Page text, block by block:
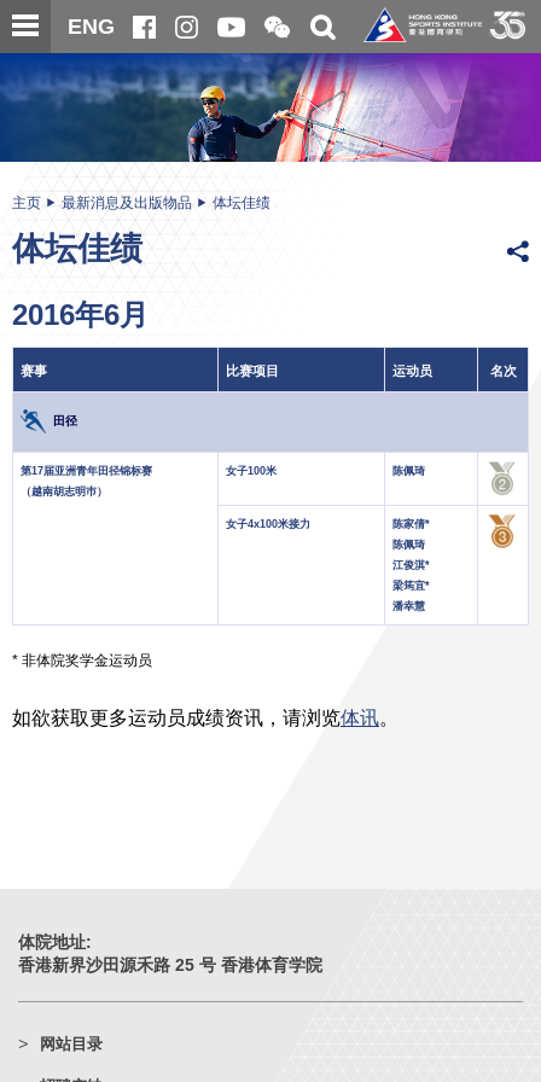
跳
至
内
ENG
开
合
微
信
二
维
码
关
搜
寻
内
主页 最新消息及出版物品 体坛佳绩
体坛佳绩
2016年6月
赛事 比赛项目 运动员 名次
田径
第17届亚洲青年田径锦标赛
（越南胡志明巿）
女子100米 陈佩琦
女子4x100米接力
陈家倩*
陈佩琦
江俊淇*
梁筠宜*
潘幸慧
* 非体院奖学金运动员
如欲获取更多运动员成绩资讯，请浏览体讯。
体院地址:
香港新界沙田源禾路 25 号 香港体育学院
网站目录